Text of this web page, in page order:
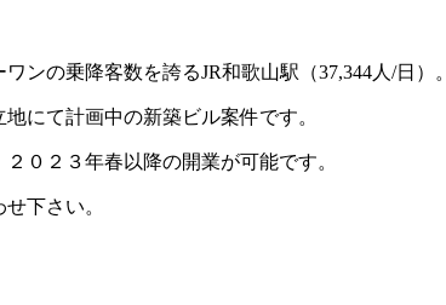
ンの乗降客数を誇るJR和歌山駅（37,344人/日）。
にて計画中の新築ビル案件です。
０２３年春以降の開業が可能です。
下さい。